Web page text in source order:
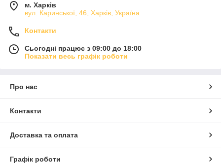
м. Харків
вул. Каринської, 46, Харків, Україна
Контакти
Сьогодні працює з 09:00 до 18:00
Показати весь графік роботи
Про нас
Контакти
Доставка та оплата
Графік роботи